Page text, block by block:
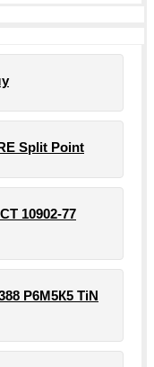
Split Point
10902-77
Р6М5К5 TiN